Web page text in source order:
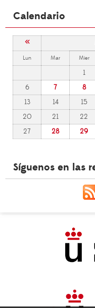
Calendario
«
Lun Mar Mier
1
6
7 8
13
14 15
20
21 22
27
28 29
Síguenos en las